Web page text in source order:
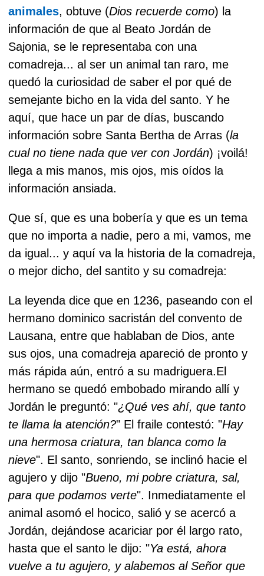
animales, obtuve (Dios recuerde como) la
información de que al Beato Jordán de
Sajonia, se le representaba con una
comadreja... al ser un animal tan raro, me
quedó la curiosidad de saber el por qué de
semejante bicho en la vida del santo. Y he
aquí, que hace un par de días, buscando
información sobre Santa Bertha de Arras (la
cual no tiene nada que ver con Jordán) ¡voilá!
llega a mis manos, mis ojos, mis oídos la
información ansiada.
Que sí, que es una bobería y que es un tema
que no importa a nadie, pero a mi, vamos, me
da igual... y aquí va la historia de la comadreja,
o mejor dicho, del santito y su comadreja:
La leyenda dice que en 1236, paseando con el
hermano dominico sacristán del convento de
Lausana, entre que hablaban de Dios, ante
sus ojos, una comadreja apareció de pronto y
más rápida aún, entró a su madriguera.El
hermano se quedó embobado mirando allí y
Jordán le preguntó: "¿Qué ves ahí, que tanto
te llama la atención?" El fraile contestó: "Hay
una hermosa criatura, tan blanca como la
nieve". El santo, sonriendo, se inclinó hacie el
agujero y dijo "Bueno, mi pobre criatura, sal,
para que podamos verte". Inmediatamente el
animal asomó el hocico, salió y se acercó a
Jordán, dejándose acariciar por él largo rato,
hasta que el santo le dijo: "Ya está, ahora
vuelve a tu agujero, y alabemos al Señor que